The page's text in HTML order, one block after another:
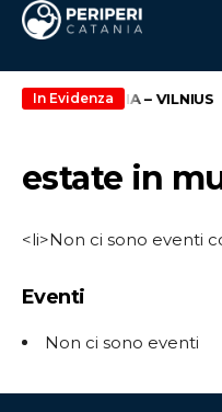
In Evidenza
ROTTA CATANIA – VILNIUS
estate in
<li>Non ci sono eventi
Eventi
Non ci sono eventi